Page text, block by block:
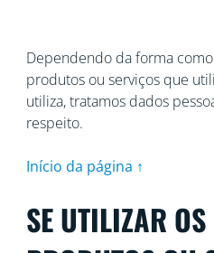
Dependendo da forma
produtos ou serviços que
utiliza, tratamos dados
respeito.
Início da página ↑
SE UTILIZAR OS